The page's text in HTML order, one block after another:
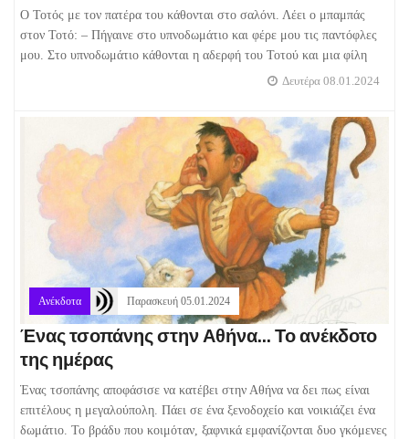
Ο Τοτός με τον πατέρα του κάθονται στο σαλόνι. Λέει ο μπαμπάς
στον Τοτό: – Πήγαινε στο υπνοδωμάτιο και φέρε μου τις παντόφλες
μου. Στο υπνοδωμάτιο κάθονται η αδερφή του Τοτού και μια φίλη
Δευτέρα 08.01.2024
Ανέκδοτα Παρασκευή 05.01.2024
Ένας τσοπάνης στην Αθήνα... Το ανέκδοτο
της ημέρας
Ένας τσοπάνης αποφάσισε να κατέβει στην Αθήνα να δει πως είναι
επιτέλους η μεγαλούπολη. Πάει σε ένα ξενοδοχείο και νοικιάζει ένα
δωμάτιο. Το βράδυ που κοιμόταν, ξαφνικά εμφανίζονται δυο γκόμενες